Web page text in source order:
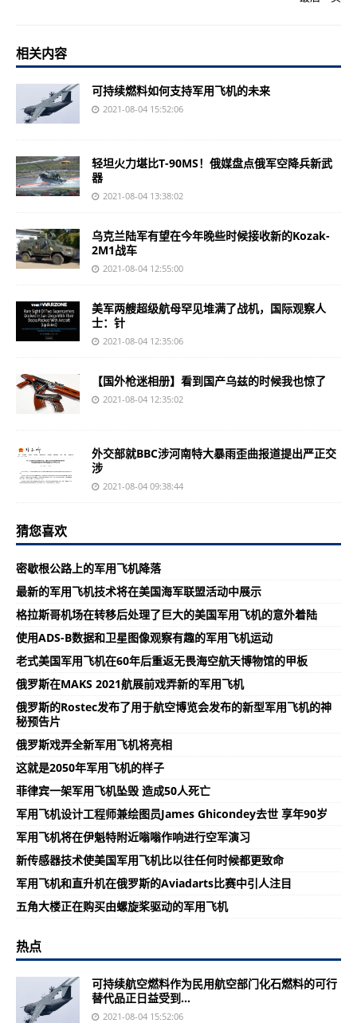
相关内容
可持续燃料如何支持军用飞机的未来
2021-08-04 15:52:06
轻坦火力堪比T-90MS！俄媒盘点俄军空降兵新武
器
2021-08-04 13:38:02
乌克兰陆军有望在今年晚些时候接收新的Kozak-
2M1战车
2021-08-04 12:55:00
美军两艘超级航母罕见堆满了战机，国际观察人
士：针
2021-08-04 12:35:06
【国外枪迷相册】看到国产乌兹的时候我也惊了
2021-08-04 12:35:02
外交部就BBC涉河南特大暴雨歪曲报道提出严正交
涉
2021-08-04 09:38:44
猜您喜欢
密歇根公路上的军用飞机降落
最新的军用飞机技术将在美国海军联盟活动中展示
格拉斯哥机场在转移后处理了巨大的美国军用飞机的意外着陆
使用ADS-B数据和卫星图像观察有趣的军用飞机运动
老式美国军用飞机在60年后重返无畏海空航天博物馆的甲板
俄罗斯在MAKS 2021航展前戏弄新的军用飞机
俄罗斯的Rostec发布了用于航空博览会发布的新型军用飞机的神
秘预告片
俄罗斯戏弄全新军用飞机将亮相
这就是2050年军用飞机的样子
菲律宾一架军用飞机坠毁 造成50人死亡
军用飞机设计工程师兼绘图员James Ghicondey去世 享年90岁
军用飞机将在伊魁特附近嗡嗡作响进行空军演习
新传感器技术使美国军用飞机比以往任何时候都更致命
军用飞机和直升机在俄罗斯的Aviadarts比赛中引人注目
五角大楼正在购买由螺旋桨驱动的军用飞机
热点
可持续航空燃料作为民用航空部门化石燃料的可行
替代品正日益受到...
2021-08-04 15:52:06